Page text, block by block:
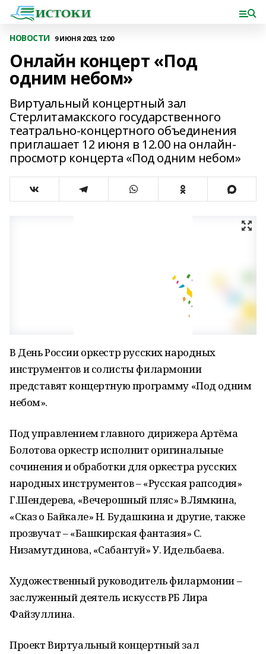
НОВОСТИ 9 ИЮНЯ 2023, 12:00
Онлайн концерт «Под
одним небом»
Виртуальный концертный зал
Стерлитамакского государственного
театрально-концертного объединения
приглашает 12 июня в 12.00 на онлайн-
просмотр концерта «Под одним небом»
В День России оркестр русских народных
инструментов и солисты филармонии
представят концертную программу «Под одним
небом».
Под управлением главного дирижера Артёма
Болотова оркестр исполнит оригинальные
сочинения и обработки для оркестра русских
народных инструментов – «Русская рапсодия»
Г.Шендерева, «Вечерошный пляс» В.Лямкина,
«Сказ о Байкале» Н. Будашкина и другие, также
прозвучат – «Башкирская фантазия» С.
Низамутдинова, «Сабантуй» У. Идельбаева.
Художественный руководитель филармонии –
заслуженный деятель искусств РБ Лира
Файзуллина.
Проект Виртуальный концертный зал